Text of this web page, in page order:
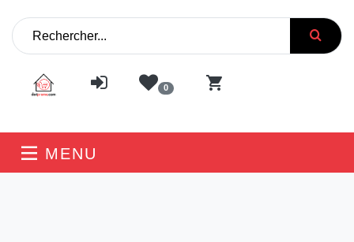
0
MENU